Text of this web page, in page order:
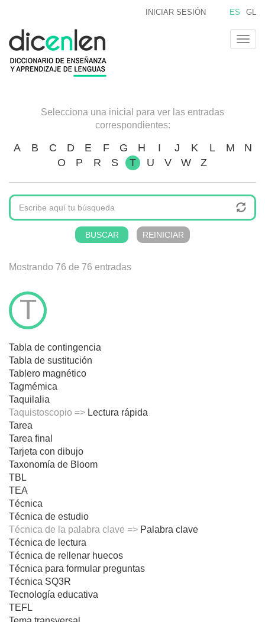
contenido
principal
ES GL
INICIAR SESIÓN
Selecciona una inicial para ver las entradas
correspondientes:
A B C D E F G H I J K L M
N
O
P R S T U V W Z
Mostrando 76 de 76 entradas
T
Tabla de contingencia
Tabla de sustitución
Tablero magnético
Tagmémica
Taquilalia
Taquistoscopio => Lectura rápida
Tarea
Tarea final
Tarjeta con dibujo
Taxonomía de Bloom
TBL
TEA
Técnica
Técnica de estudio
Técnica de la palabra clave => Palabra clave
Técnica de lectura
Técnica de rellenar huecos
Técnica para formular preguntas
Técnica SQ3R
Tecnología educativa
TEFL